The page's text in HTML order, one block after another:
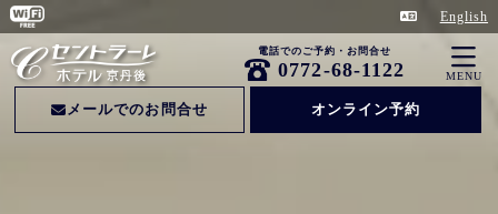
English
電話でのご予約・お問合せ
0772-68-1122
メールでのお問合せ オンライン予約
MENU